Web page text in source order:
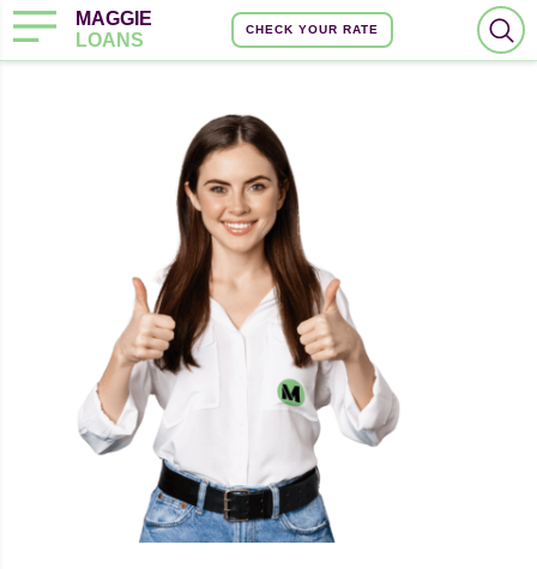
MAGGIE
LOANS
CHECK YOUR RATE